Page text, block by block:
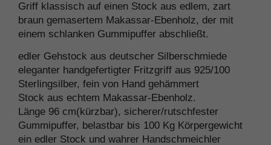
Griff klassisch auf einen Stock aus edlem, zart
braun gemasertem Makassar-Ebenholz, der mit
einem schlanken Gummipuffer abschließt.
edler Gehstock aus deutscher Silberschmiede
eleganter handgefertigter Fritzgriff aus 925/100
Sterlingsilber, fein von Hand gehämmert
Stock aus echtem Makassar-Ebenholz.
Länge 96 cm(kürzbar), sicherer/rutschfester
Gummipuffer, belastbar bis 100 Kg Körpergewicht
ein edler Stock und wahrer Handschmeichler